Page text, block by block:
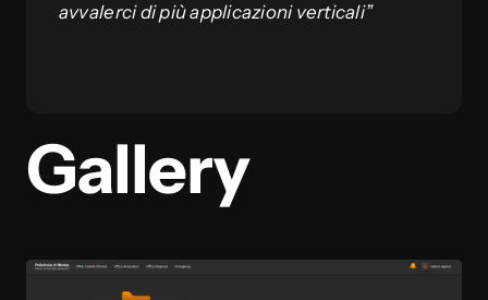
avvalerci di più applicazioni verticali”
Gallery